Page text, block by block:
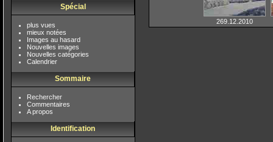
Spécial
plus vues
mieux notées
Images au hasard
Nouvelles images
Nouvelles catégories
Calendrier
Sommaire
Rechercher
Commentaires
A propos
Identification
269.12.2010